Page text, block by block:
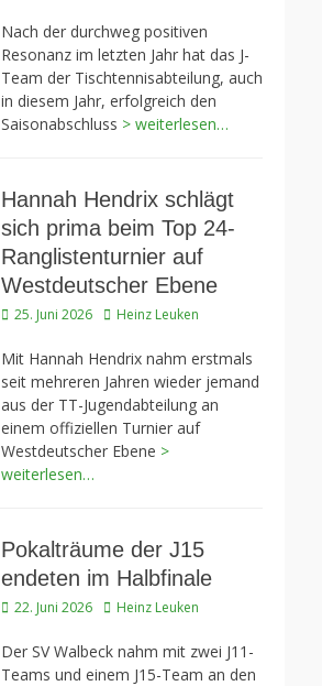
Nach der durchweg positiven
Resonanz im letzten Jahr hat das J-
Team der Tischtennisabteilung, auch
in diesem Jahr, erfolgreich den
Saisonabschluss > weiterlesen…
Hannah Hendrix schlägt
sich prima beim Top 24-
Ranglistenturnier auf
Westdeutscher Ebene
Veröffentlicht
25. Juni 2026 Autor
Heinz Leuken
Mit Hannah Hendrix nahm erstmals
seit mehreren Jahren wieder jemand
aus der TT-Jugendabteilung an
einem offiziellen Turnier auf
Westdeutscher Ebene >
weiterlesen…
Pokalträume der J15
endeten im Halbfinale
Veröffentlicht
22. Juni 2026 Autor
Heinz Leuken
Der SV Walbeck nahm mit zwei J11-
Teams und einem J15-Team an den